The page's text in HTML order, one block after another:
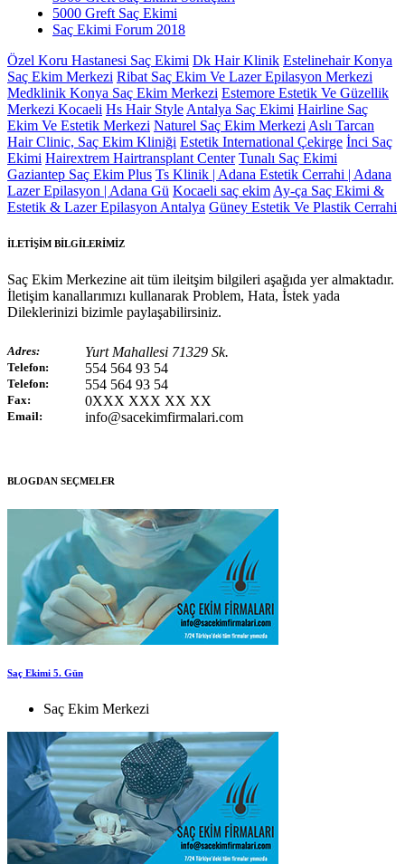
5000 Greft Saç Ekimi
Saç Ekimi Forum 2018
Özel Koru Hastanesi Saç Ekimi Dk Hair Klinik Estelinehair Konya
Saç Ekim Merkezi Ribat Saç Ekim Ve Lazer Epilasyon Merkezi
Medklinik Konya Saç Ekim Merkezi Estemore Estetik Ve Güzellik
Merkezi Kocaeli Hs Hair Style Antalya Saç Ekimi Hairline Saç
Ekim Ve Estetik Merkezi Naturel Saç Ekim Merkezi Aslı Tarcan
Hair Clinic, Saç Ekim Kliniği Estetik International Çekirge İnci Saç
Ekimi Hairextrem Hairtransplant Center Tunalı Saç Ekimi
Gaziantep Saç Ekim Plus Ts Klinik | Adana Estetik Cerrahi | Adana
Lazer Epilasyon | Adana Gü Kocaeli saç ekim Ay-ça Saç Ekimi &
Estetik & Lazer Epilasyon Antalya Güney Estetik Ve Plastik Cerrahi
İLETİŞİM BİLGİLERİMİZ
Saç Ekim Merkezine ait tüm ileitşim bilgileri aşağıda yer almaktadır.
İletişim kanallarımızı kullanarak Problem, Hata, İstek yada
Dileklerinizi bizimle paylaşabilirsiniz.
Adres: Yurt Mahallesi 71329 Sk.
Telefon: 554 564 93 54
Telefon: 554 564 93 54
Fax: 0XXX XXX XX XX
Email: info@sacekimfirmalari.com
BLOGDAN SEÇMELER
Saç Ekimi 5. Gün
Saç Ekim Merkezi